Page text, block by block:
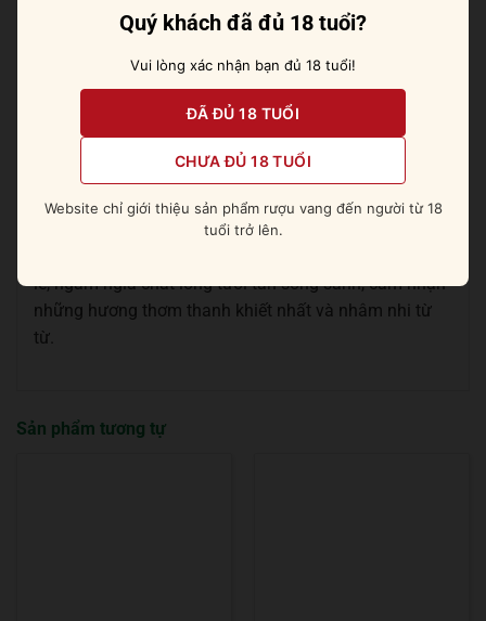
sống động xen kẽ hoa nhài trắng mướt đang tỏa
hương. Mãi cho đến khi kết thúc vẫn còn đọng lại dư
vị ngọt dịu cùng một chút khói đắng nhẹ và gia vị cực
kỳ tinh tế.
Đừng bỏ lỡ: Absolut Grapefruit [ Bưởi ]
Cách thưởng thức chuẩn sành
Một chai rượu dành riêng cho thế giới thượng lưu và
lê, ngắm ngía chất lỏng tươi tắn sóng sánh, cảm nhận
những hương thơm thanh khiết nhất và nhâm nhi từ
từ.
Sản phẩm tương tự
Quý khách đã đủ 18 tuổi?
Vui lòng xác nhận bạn đủ 18 tuổi!
ĐÃ ĐỦ 18 TUỔI
CHƯA ĐỦ 18 TUỔI
Website chỉ giới thiệu sản phẩm rượu vang đến người từ 18
tuổi trở lên.